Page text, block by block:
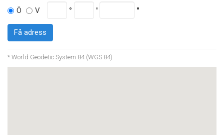
Ö
V ° ' ''
Få adress
* World Geodetic System 84 (WGS 84)